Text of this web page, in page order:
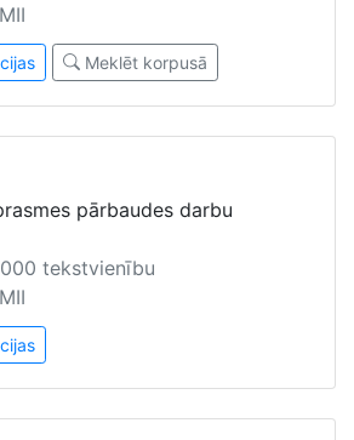
Meklēt korpusā
pārbaudes darbu
000 tekstvienību